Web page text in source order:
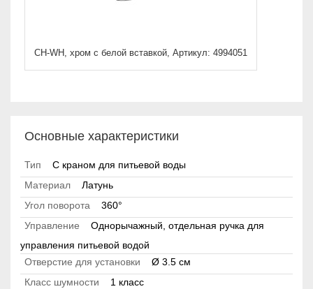
CH-WH, хром с белой вставкой, Артикул: 4994051
Основные характеристики
Тип
С краном для питьевой воды
Материал
Латунь
Угол поворота
360°
Управление
Однорычажный, отдельная ручка для
управления питьевой водой
Отверстие для установки
Ø 3.5 см
Класс шумности
1 класс